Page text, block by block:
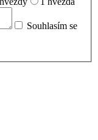
Souhlasím se